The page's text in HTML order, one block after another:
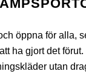
öppna för alla,
ha gjort det förut.
utan